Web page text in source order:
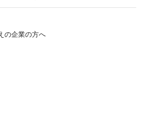
の企業の方へ